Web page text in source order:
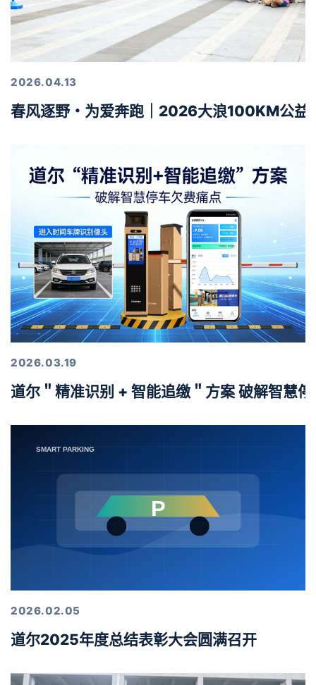
2026.04.13
春风逐野・为爱奔跑｜2026大浪100KM公益
2026.03.19
道尔＂精准识别 + 智能追缴＂方案 破解智慧
2026.02.05
道尔2025年度总结表彰大会圆满召开